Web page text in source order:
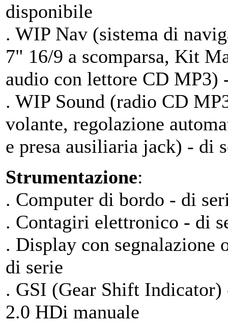
disponibile
. WIP Nav (sistema di
7" 16/9 a scomparsa, Kit
audio con lettore CD MP3)
. WIP Sound (radio CD
volante, regolazione
e presa ausiliaria jack) - di
Strumentazione:
. Computer di bordo - di
. Contagiri elettronico - di
. Display con segnalazione
di serie
. GSI (Gear Shift
2.0 HDi manuale